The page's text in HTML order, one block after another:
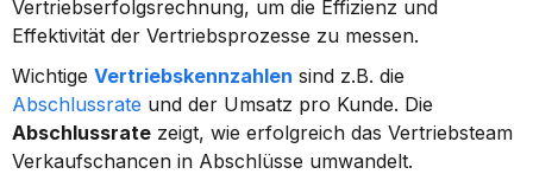
Vertriebserfolgsrechnung, um die Effizienz und
Effektivität der Vertriebsprozesse zu messen.
Wichtige Vertriebskennzahlen
Abschlussrate
Abschlussrate zeigt, wie erfolgreich das Vertriebsteam
Verkaufschancen in Abschlüsse umwandelt.